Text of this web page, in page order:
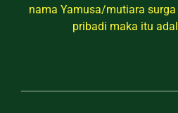
nama Yamusa/mutiara
pribadi maka itu